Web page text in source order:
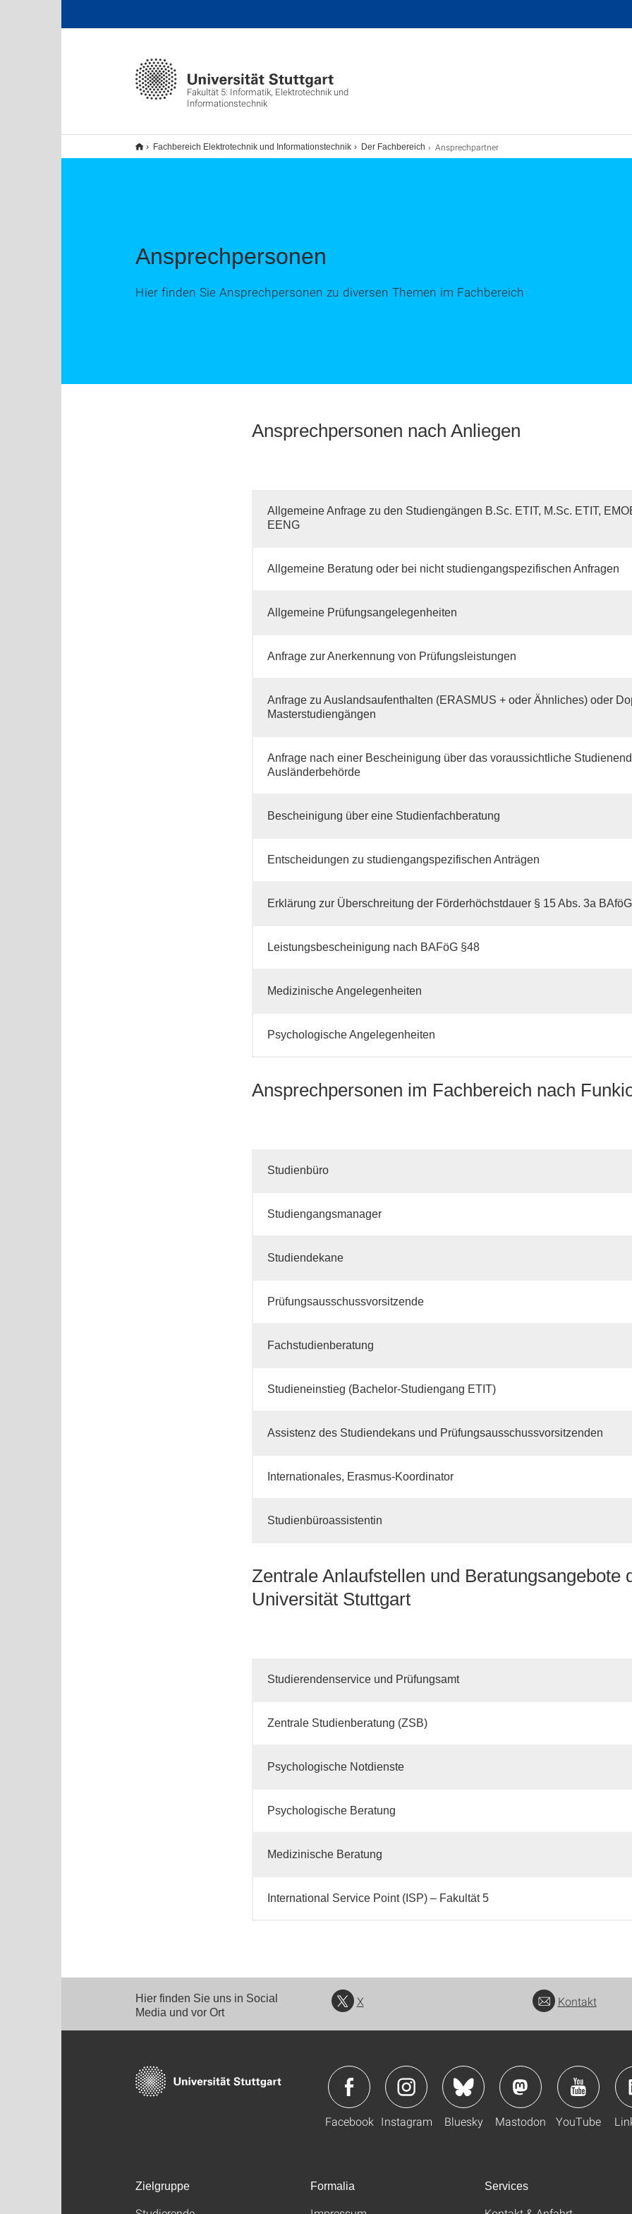
Fakultät 5: Informatik, Elektrotechnik und
Informationstechnik
Fachbereich Elektrotechnik und Informationstechnik Der Fachbereich Ansprechpartner
Ansprechpersonen
Hier finden Sie Ansprechpersonen zu diversen Themen im Fachbereich
Ansprechpersonen nach Anliegen
Allgemeine Anfrage zu den Studiengängen B.Sc. ETIT, M.Sc. ETIT,
EENG
Allgemeine Beratung oder bei nicht studiengangspezifischen Anfragen
Allgemeine Prüfungsangelegenheiten
Anfrage zur Anerkennung von Prüfungsleistungen
Anfrage zu Auslandsaufenthalten (ERASMUS + oder Ähnliches) oder
Masterstudiengängen
Anfrage nach einer Bescheinigung über das voraussichtliche
Ausländerbehörde
Bescheinigung über eine Studienfachberatung
Entscheidungen zu studiengangspezifischen Anträgen
Erklärung zur Überschreitung der Förderhöchstdauer § 15 Abs. 3a BAföG
Leistungsbescheinigung nach BAFöG §48
Medizinische Angelegenheiten
Psychologische Angelegenheiten
Ansprechpersonen im Fachbereich nach
Studienbüro
Studiengangsmanager
Studiendekane
Prüfungsausschussvorsitzende
Fachstudienberatung
Studieneinstieg (Bachelor-Studiengang ETIT)
Assistenz des Studiendekans und Prüfungsausschussvorsitzenden
Internationales, Erasmus-Koordinator
Studienbüroassistentin
Zentrale Anlaufstellen und Beratungsangebote
Universität Stuttgart
Studierendenservice und Prüfungsamt
Zentrale Studienberatung (ZSB)
Psychologische Notdienste
Psychologische Beratung
Medizinische Beratung
International Service Point (ISP) – Fakultät 5
Hier finden Sie uns in Social
Media und vor Ort
X Kontakt
Facebook Instagram Bluesky Mastodon YouTube
Zielgruppe Formalia Services